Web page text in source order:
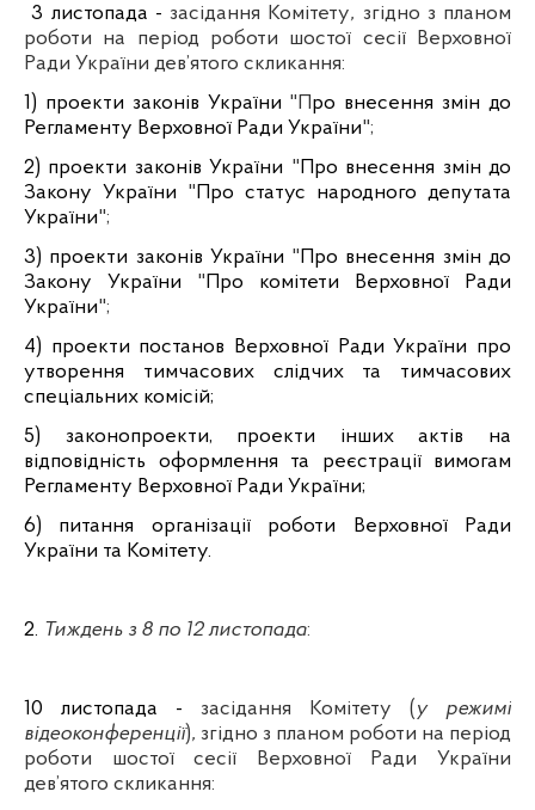
3 листопада - засідання Комітету, згідно з планом
роботи на період роботи шостої сесії Верховної
Ради України дев’ятого скликання:
1) проекти законів України "Про внесення змін до
Регламенту Верховної Ради України";
2) проекти законів України " Про внесення змін до
Закону України " Про статус народного депутата
України";
3) проекти законів України " Про внесення змін до
Закону України " Про комітети Верховної Ради
України";
4) проекти постанов Верховної Ради України про
утворення тимчасових слідчих та тимчасових
спеціальних комісій;
5) законопроекти, проекти інших актів на
відповідність оформлення та реєстрації вимогам
Регламенту Верховної Ради України;
6) питання організації роботи Верховної Ради
України та Комітету.
2. Тиждень з 8 по 12 листопада:
10 листопада - засідання Комітету ( у режимі
відеоконференції), згідно з планом роботи на період
роботи шостої сесії Верховної Ради України
дев’ятого скликання: